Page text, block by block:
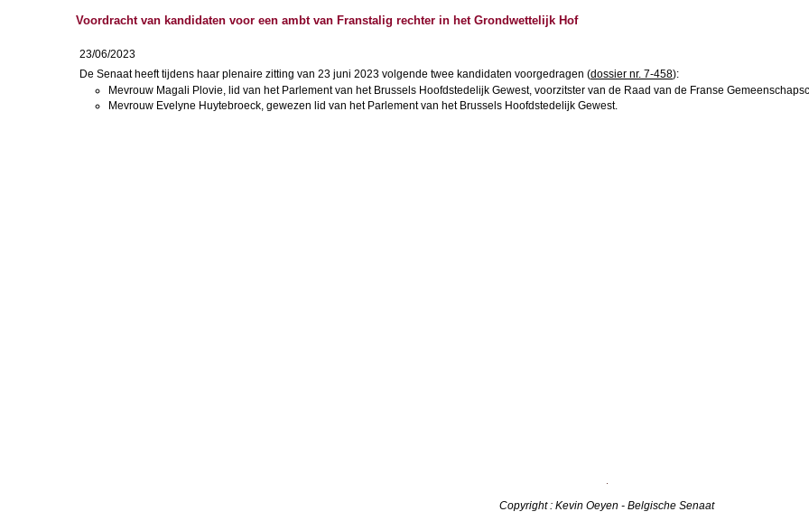
Voordracht van kandidaten voor een ambt van Franstalig rechter in het Grondwettelijk Hof
23/06/2023
De Senaat heeft tijdens haar plenaire zitting van 23 juni 2023 volgende twee kandidaten voorgedragen (dossier nr. 7-458):
Mevrouw Magali Plovie, lid van het Parlement van het Brussels Hoofdstedelijk Gewest, voorzitster van de Raad van de Franse
Mevrouw Evelyne Huytebroeck, gewezen lid van het Parlement van het Brussels Hoofdstedelijk Gewest.
Copyright : Kevin Oeyen - Belgische Senaat